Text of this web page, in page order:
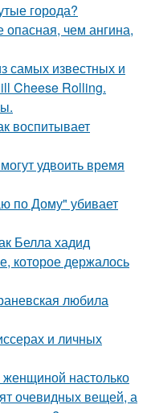
города?
чем ангина,
самых известных и
Cheese Rolling.
воспитывает
удвоить время
по Дому" убивает
Белла хадид
которое держалось
любила
и личных
настолько
очевидных вещей, а